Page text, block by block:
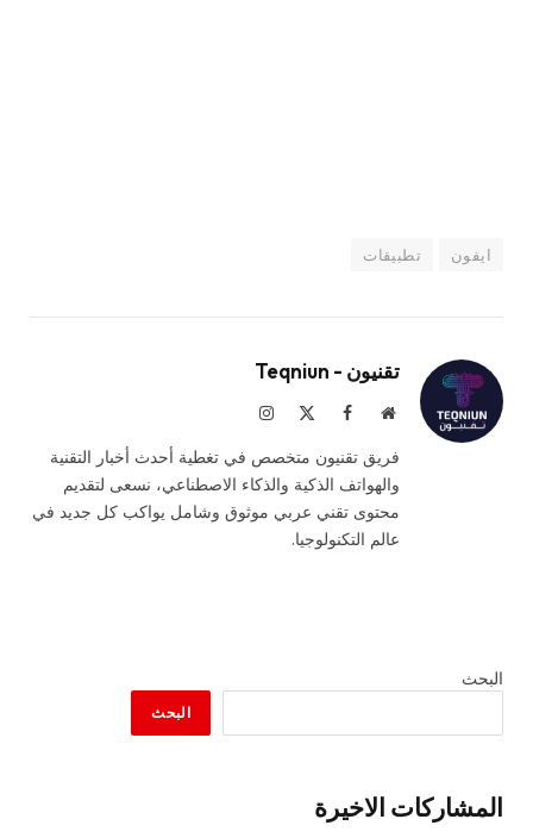
ايفون تطبيقات
تقنيون - Teqniun
موقعفيسبوك الانستغرام
فريق تقنيون متخصص في تغطية أحدث أخبار التقنية
والهواتف الذكية والذكاء الاصطناعي، نسعى لتقديم
محتوى تقني عربي موثوق وشامل يواكب كل جديد في
عالم التكنولوجيا.
البحث
البحث
المشاركات الاخيرة